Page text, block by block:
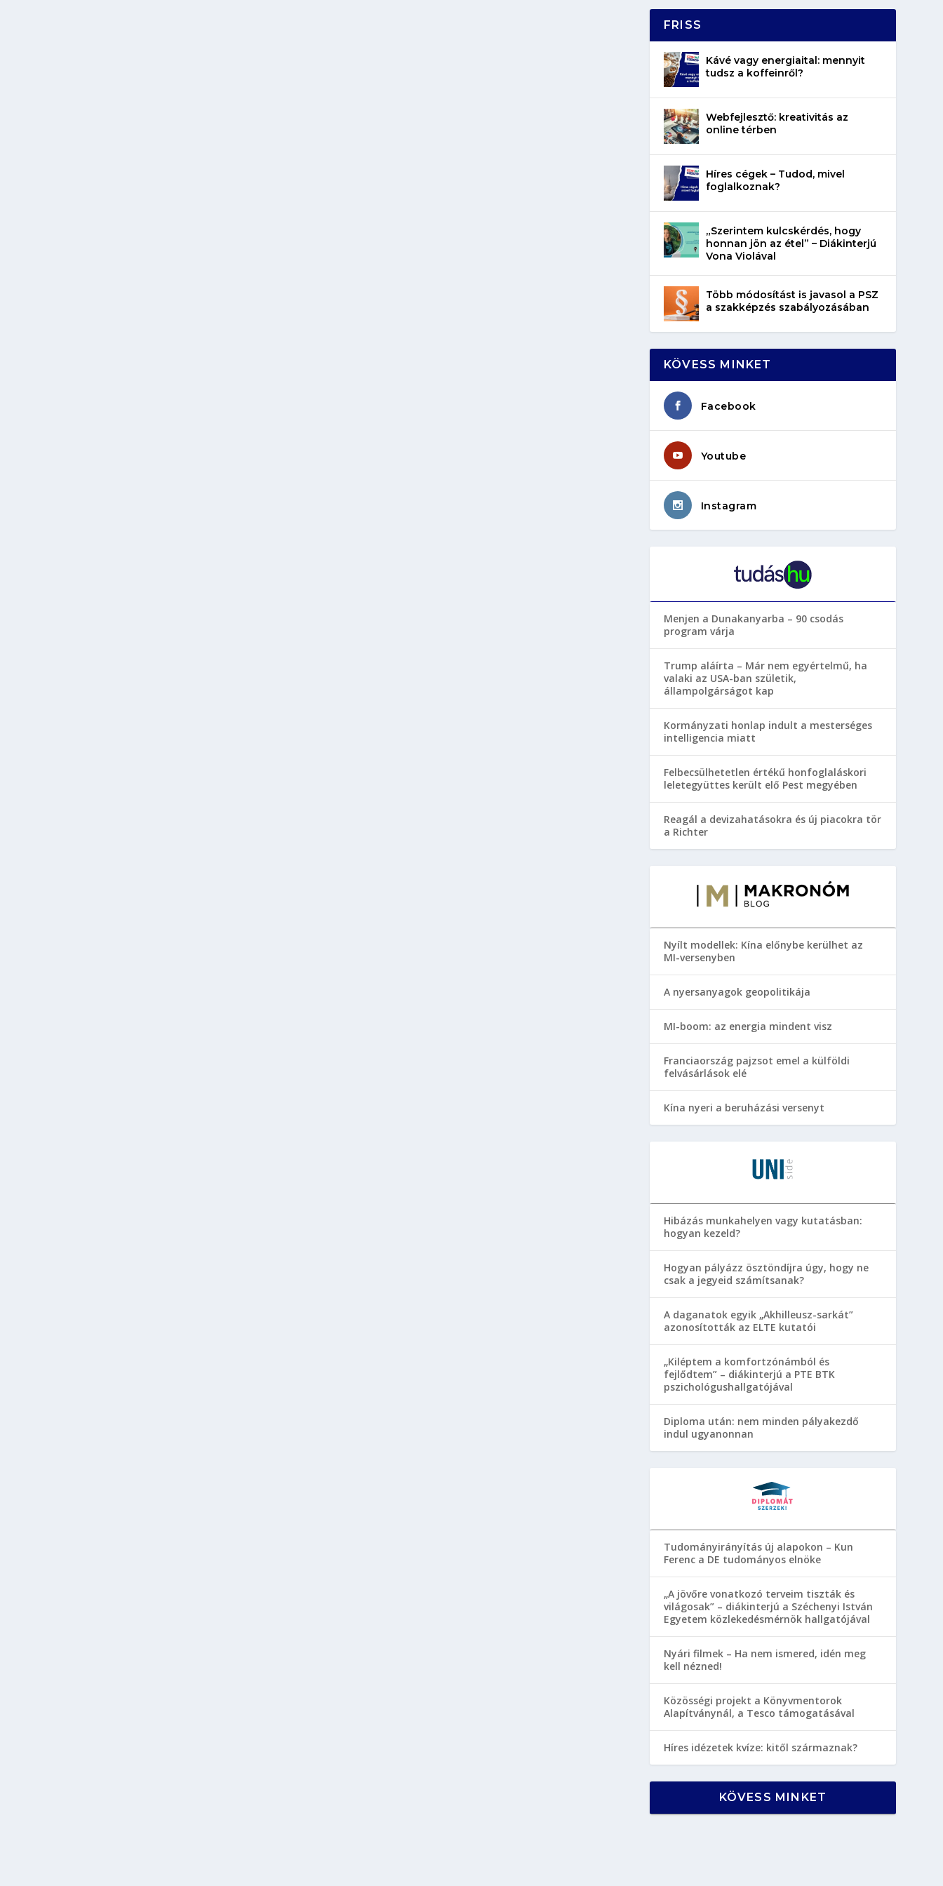
FRISS
Kávé vagy energiaital: mennyit
tudsz a koffeinről?
Webfejlesztő: kreativitás az
online térben
Híres cégek – Tudod, mivel
foglalkoznak?
„Szerintem kulcskérdés, hogy
honnan jön az étel” – Diákinterjú
Vona Violával
Több módosítást is javasol a PSZ
a szakképzés szabályozásában
KÖVESS MINKET
Facebook
Youtube
Instagram
Menjen a Dunakanyarba – 90 csodás
program várja
Trump aláírta – Már nem egyértelmű, ha
valaki az USA-ban születik,
állampolgárságot kap
Kormányzati honlap indult a mesterséges
intelligencia miatt
Felbecsülhetetlen értékű honfoglaláskori
leletegyüttes került elő Pest megyében
Reagál a devizahatásokra és új piacokra tör
a Richter
Nyílt modellek: Kína előnybe kerülhet az
MI-versenyben
A nyersanyagok geopolitikája
MI-boom: az energia mindent visz
Franciaország pajzsot emel a külföldi
felvásárlások elé
Kína nyeri a beruházási versenyt
Hibázás munkahelyen vagy kutatásban:
hogyan kezeld?
Hogyan pályázz ösztöndíjra úgy, hogy ne
csak a jegyeid számítsanak?
A daganatok egyik „Akhilleusz-sarkát”
azonosították az ELTE kutatói
„Kiléptem a komfortzónámból és
fejlődtem” – diákinterjú a PTE BTK
pszichológushallgatójával
Diploma után: nem minden pályakezdő
indul ugyanonnan
Tudományirányítás új alapokon – Kun
Ferenc a DE tudományos elnöke
„A jövőre vonatkozó terveim tiszták és
világosak” – diákinterjú a Széchenyi István
Egyetem közlekedésmérnök hallgatójával
Nyári filmek – Ha nem ismered, idén meg
kell nézned!
Közösségi projekt a Könyvmentorok
Alapítványnál, a Tesco támogatásával
Híres idézetek kvíze: kitől származnak?
KÖVESS MINKET